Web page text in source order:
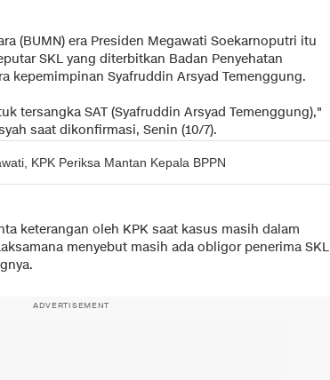
(BUMN) era Presiden Megawati Soekarnoputri itu
SKL yang diterbitkan Badan Penyehatan
kepemimpinan Syafruddin Arsyad Temenggung.
tersangka SAT (Syafruddin Arsyad Temenggung),"
saat dikonfirmasi, Senin (10/7).
KPK Periksa Mantan Kepala BPPN
keterangan oleh KPK saat kasus masih dalam
menyebut masih ada obligor penerima SKL
ADVERTISEMENT